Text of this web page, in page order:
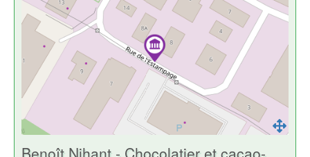
Benoît Nihant - Chocolatier et cacao-